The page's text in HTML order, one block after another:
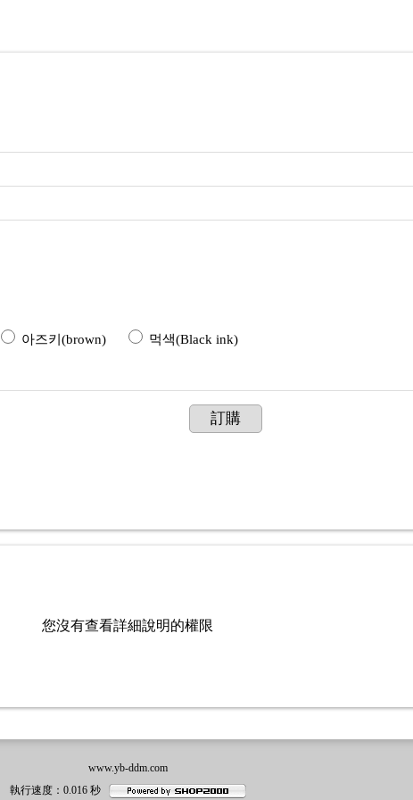
아즈키(brown) 먹색(Black ink)
訂購
您沒有查看詳細說明的權限
www.yb-ddm.com
執行速度：0.016 秒